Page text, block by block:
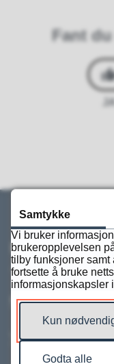
Fant
JA
Kontakt
Kontakt oss
Vakttelefon
Samtykke
Vi bruker
brukeropplevelsen
tilby funksjoner samt
fortsette å bruke
informasjonskapsler
Kun
Godta alle